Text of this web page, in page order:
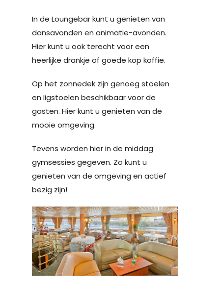
In de Loungebar kunt u genieten van
dansavonden en animatie-avonden.
Hier kunt u ook terecht voor een
heerlijke drankje of goede kop koffie.
Op het zonnedek zijn genoeg stoelen
en ligstoelen beschikbaar voor de
gasten. Hier kunt u genieten van de
mooie omgeving.
Tevens worden hier in de middag
gymsessies gegeven. Zo kunt u
genieten van de omgeving en actief
bezig zijn!